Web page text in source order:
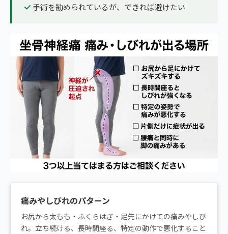
手術を勧められているが、できれば避けたい
痛みやしびれのパターン
お尻から太もも・ふくらはぎ・足先にかけての痛みやしび
れ。立ち続ける、長時間座る、特定の動作で悪化すること